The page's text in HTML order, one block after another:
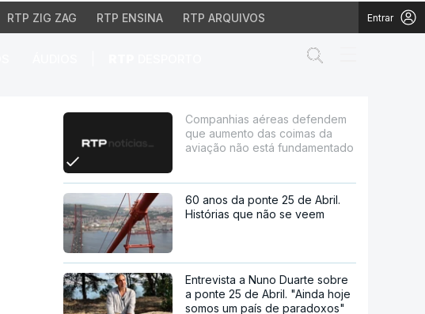
RTP ZIG ZAG RTP ENSINA RTP ARQUIVOS Entrar
das coimas da
Companhias aéreas defendem
que aumento das coimas da
aviação não está fundamentado
60 anos da ponte 25 de Abril.
Histórias que não se veem
Entrevista a Nuno Duarte sobre
a ponte 25 de Abril. "Ainda hoje
somos um país de paradoxos"